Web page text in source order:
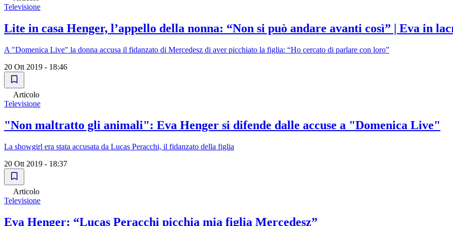
Televisione
Lite in casa Henger, l’appello della nonna: “Non si può andare avanti così” | Eva in
A "Domenica Live" la donna accusa il fidanzato di Mercedesz di aver picchiato la figlia: “Ho cercato di parlare con loro”
20 Ott 2019 - 18:46
Articolo
Televisione
"Non maltratto gli animali": Eva Henger si difende dalle accuse a "Domenica Live"
La showgirl era stata accusata da Lucas Peracchi, il fidanzato della figlia
20 Ott 2019 - 18:37
Articolo
Televisione
Eva Henger: “Lucas Peracchi picchia mia figlia Mercedesz”